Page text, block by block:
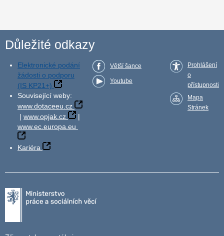
Důležité odkazy
Elektronické podání
žádosti o podporu
(IS KP21+)
Související weby:
www.dotaceeu.cz
| www.opjak.cz
|
www.ec.europa.eu
Kariéra
Větší šance
Youtube
Prohlášení
o
přístupnosti
Mapa
Stránek